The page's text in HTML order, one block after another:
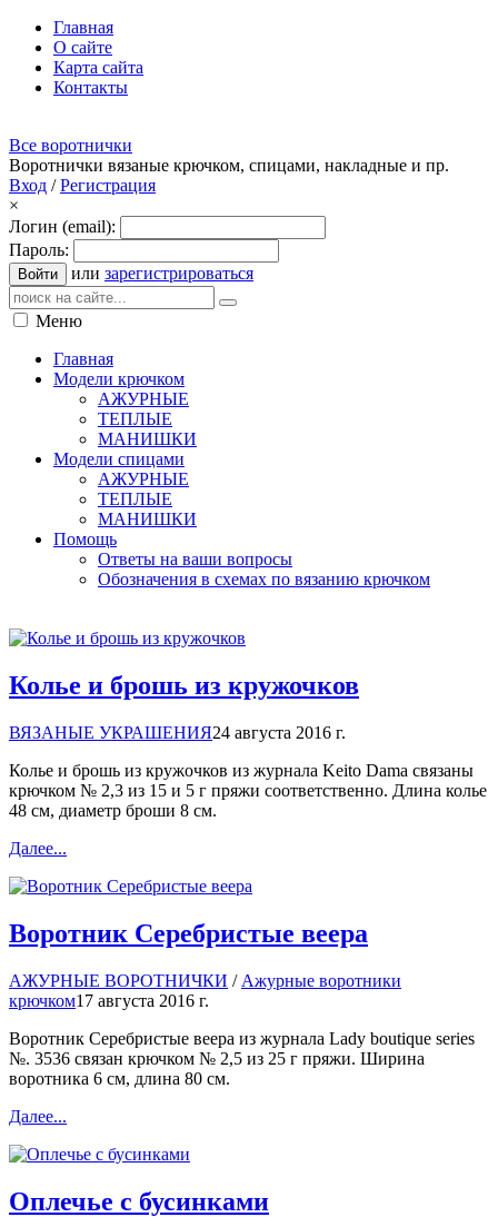
Главная
О сайте
Карта сайта
Контакты
Все воротнички
Воротнички вязаные крючком, спицами, накладные и пр.
Вход /Регистрация
×
Логин (email):
Пароль:
Войти или зарегистрироваться
Меню
Главная
Модели крючком
АЖУРНЫЕ
ТЕПЛЫЕ
МАНИШКИ
Модели спицами
АЖУРНЫЕ
ТЕПЛЫЕ
МАНИШКИ
Помощь
Ответы на ваши вопросы
Обозначения в схемах по вязанию крючком
Колье и брошь из кружочков
ВЯЗАНЫЕ УКРАШЕНИЯ24 августа 2016 г.
Колье и брошь из кружочков из журнала Keito Dama связаны
крючком № 2,3 из 15 и 5 г пряжи соответственно. Длина колье
48 см, диаметр броши 8 см.
Далее...
Воротник Серебристые веера
АЖУРНЫЕ ВОРОТНИЧКИ / Ажурные воротники
крючком17 августа 2016 г.
Воротник Серебристые веера из журнала Lady boutique series
№. 3536 связан крючком № 2,5 из 25 г пряжи. Ширина
воротника 6 см, длина 80 см.
Далее...
Оплечье с бусинками